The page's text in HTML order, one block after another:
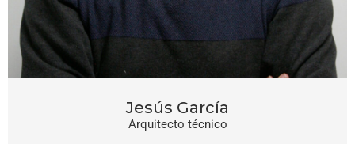
Jesús García
Arquitecto técnico